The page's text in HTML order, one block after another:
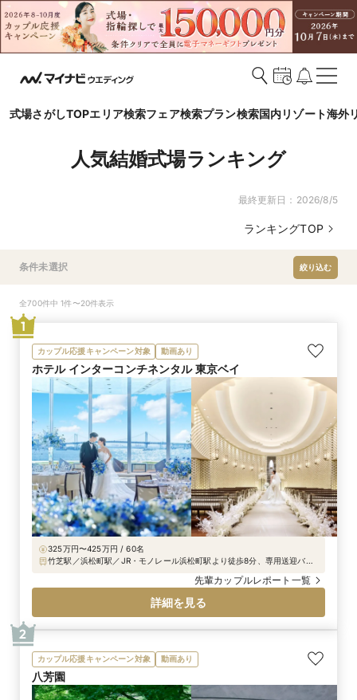
式場さがしTOPエリア検索フェア検索プラン検索国内リゾート海外
人気結婚式場ランキング
最終更新日： 2026/8/5
ランキングTOP
条件未選択 絞り込む
全700件中 1件〜20件表示
カップル応援キャンペーン対象 動画あり
ホテル インターコンチネンタル 東京ベイ
325万円〜425万円 / 60名
竹芝駅／浜松町駅／JR・モノレール浜松町駅より徒歩8分、専用送迎バス
先輩カップルレポート一覧
詳細を見る
1
カップル応援キャンペーン対象 動画あり
八芳園
2